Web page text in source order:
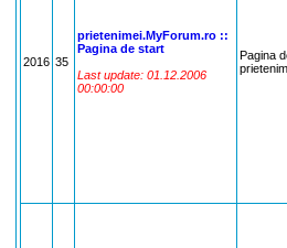
2016 35
prietenimei.MyForum.ro ::
Pagina de start
Last update: 01.12.2006
00:00:00
Pagina